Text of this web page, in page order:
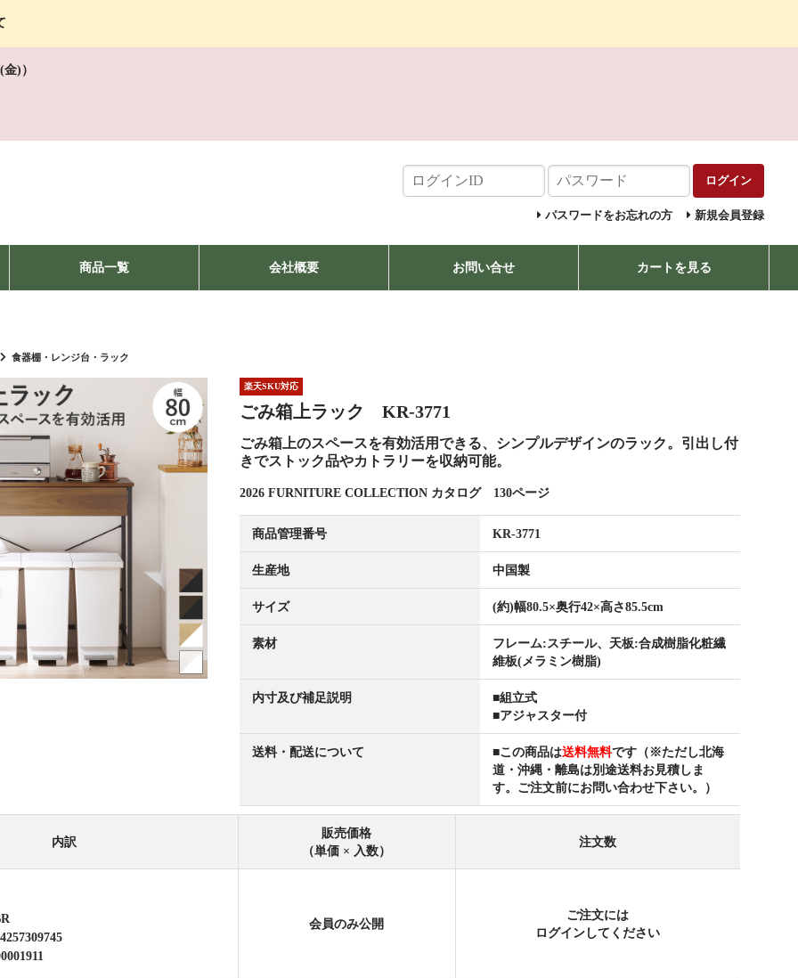
)）
ログイン
パスワードをお忘れの方 新規会員登録
商品一覧 会社概要 お問い合せ カートを見る
食器棚・レンジ台・ラック
楽天SKU対応
ごみ箱上ラック KR-3771
ごみ箱上のスペースを有効活用できる、シンプルデザインのラック。引出し付
きでストック品やカトラリーを収納可能。
2026 FURNITURE COLLECTION カタログ 130ページ
商品管理番号 KR-3771
生産地 中国製
サイズ (約)幅80.5×奥行42×高さ85.5cm
素材
フレーム:スチール、天板:合成樹脂化粧繊
維板(メラミン樹脂)
内寸及び補足説明
■組立式
■アジャスター付
送料・配送について ■この商品は送料無料です（※ただし北海
道・沖縄・離島は別途送料お見積しま
す。ご注文前にお問い合わせ下さい。）
内訳
販売価格
（単価 × 入数）
注文数
会員のみ公開
ご注文には
ログインしてください